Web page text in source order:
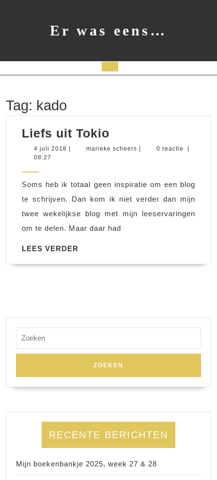
Er was eens…
Tag: kado
Liefs uit Tokio
uit
4 juli 2018 4
marieke scheers marieke0 reactie
08:27
Soms heb ik totaal geen inspiratie om een blog
te schrijven. Dan kom ik niet verder dan mijn
twee wekelijkse blog met mijn leeservaringen
om te delen. Maar daar had
LEES VERDER
naar:
RECENTE BERICHTEN
Mijn boekenbankje 2025, week 27 & 28